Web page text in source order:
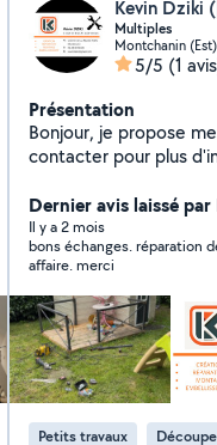
Kevin Dziki
Multiples
Montchanin (Est)
5/5 (1
Présentation
Bonjour, je propose
contacter pour plus
Dernier avis laissé
Il y a 2 mois
bons échanges. réparation
affaire. merci
Petits travaux